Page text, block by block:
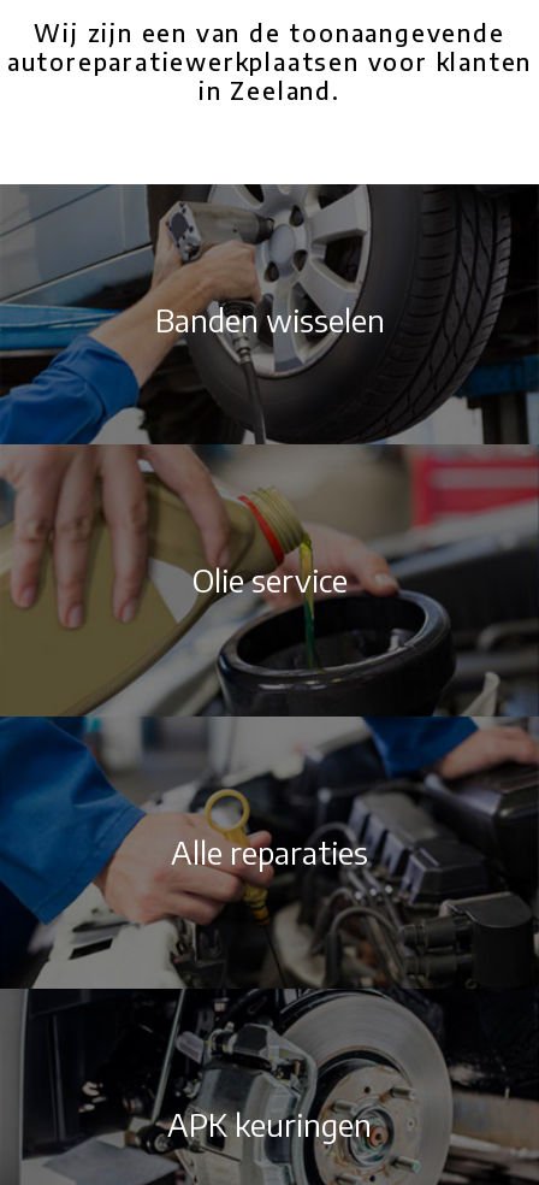
Wij zijn een van de toonaangevende
autoreparatiewerkplaatsen voor klanten
in Zeeland.
Banden wisselen
Olie service
Alle reparaties
APK keuringen